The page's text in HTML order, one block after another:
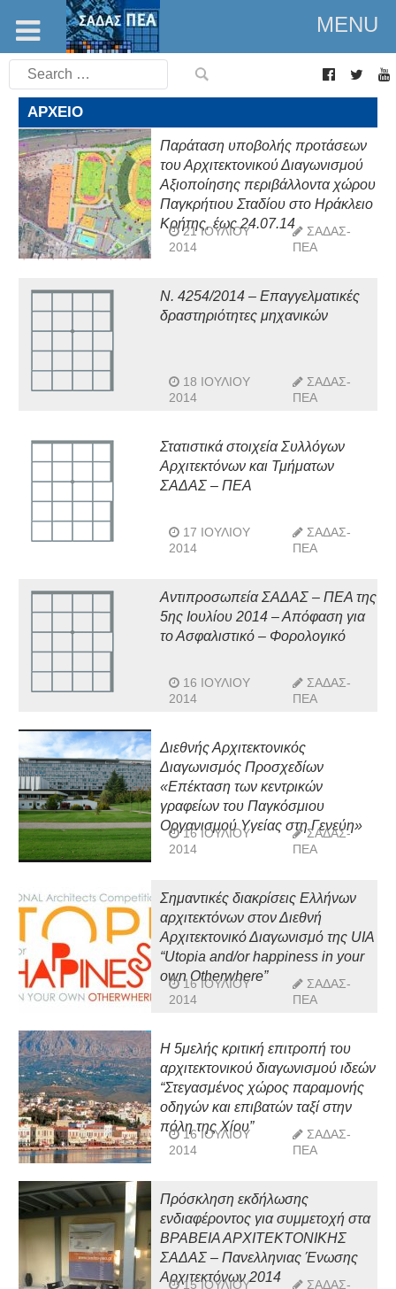
MENU
Search
for:
ΑΡΧΕΊΟ
Παράταση υποβολής προτάσεων
του Αρχιτεκτονικού Διαγωνισμού
Αξιοποίησης περιβάλλοντα χώρου
Παγκρήτιου Σταδίου στο Ηράκλειο
Κρήτης, έως 24.07.14
21 ΙΟΥΛΊΟΥ
2014
ΣΑΔΑΣ-
ΠΕΑ
Ν. 4254/2014 – Επαγγελματικές
δραστηριότητες μηχανικών
18 ΙΟΥΛΊΟΥ
2014
ΣΑΔΑΣ-
ΠΕΑ
Στατιστικά στοιχεία Συλλόγων
Αρχιτεκτόνων και Τμήματων
ΣΑΔΑΣ – ΠΕΑ
17 ΙΟΥΛΊΟΥ
2014
ΣΑΔΑΣ-
ΠΕΑ
Αντιπροσωπεία ΣΑΔΑΣ – ΠΕΑ της
5ης Ιουλίου 2014 – Απόφαση για
το Ασφαλιστικό – Φορολογικό
16 ΙΟΥΛΊΟΥ
2014
ΣΑΔΑΣ-
ΠΕΑ
Διεθνής Αρχιτεκτονικός
Διαγωνισμός Προσχεδίων
«Επέκταση των κεντρικών
γραφείων του Παγκόσμιου
Οργανισμού Υγείας στη Γενεύη»
16 ΙΟΥΛΊΟΥ
2014
ΣΑΔΑΣ-
ΠΕΑ
Σημαντικές διακρίσεις Ελλήνων
αρχιτεκτόνων στον Διεθνή
Αρχιτεκτονικό Διαγωνισμό της UIA
“Utopia and/or happiness in your
own Otherwhere”
16 ΙΟΥΛΊΟΥ
2014
ΣΑΔΑΣ-
ΠΕΑ
Η 5μελής κριτική επιτροπή του
αρχιτεκτονικού διαγωνισμού ιδεών
“Στεγασμένος χώρος παραμονής
οδηγών και επιβατών ταξί στην
πόλη της Χίου”
16 ΙΟΥΛΊΟΥ
2014
ΣΑΔΑΣ-
ΠΕΑ
Πρόσκληση εκδήλωσης
ενδιαφέροντος για συμμετοχή στα
ΒΡΑΒΕΙΑ ΑΡΧΙΤΕΚΤΟΝΙΚΗΣ
ΣΑΔΑΣ – Πανελληνιας Ένωσης
Αρχιτεκτόνων 2014
15 ΙΟΥΛΊΟΥ
ΣΑΔΑΣ-